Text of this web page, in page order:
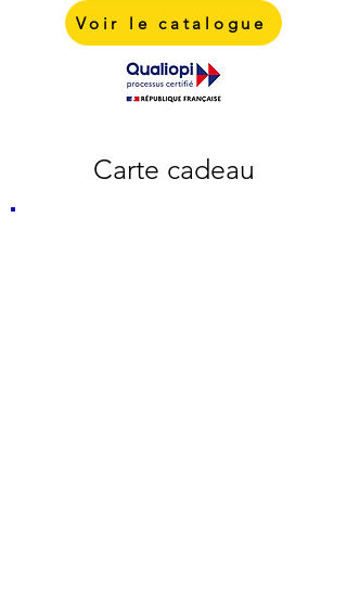
Voir le catalogue
Carte cadeau